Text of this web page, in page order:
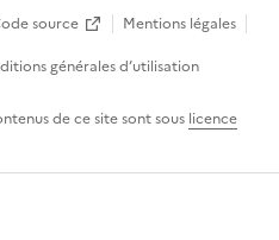
source
Mentions légales
générales d’utilisation
de ce site sont sous licence